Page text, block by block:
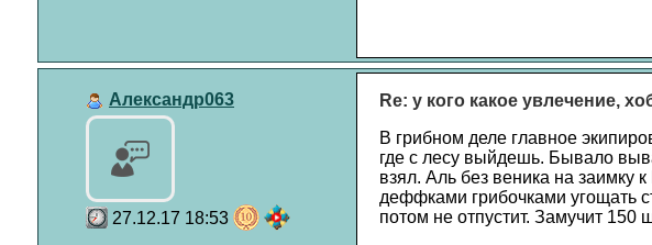
Александр063
27.12.17 18:53
Re: у кого какое увлечение,
В грибном деле главное
где с лесу выйдешь. Бывало
взял. Аль без веника на заимку
деффками грибочками угощать
потом не отпустит. Замучит 150